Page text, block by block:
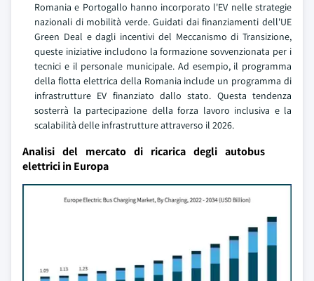
Romania e Portogallo hanno incorporato l'EV nelle strategie
nazionali di mobilità verde. Guidati dai finanziamenti dell'UE
Green Deal e dagli incentivi del Meccanismo di Transizione,
queste iniziative includono la formazione sovvenzionata per i
tecnici e il personale municipale. Ad esempio, il programma
della flotta elettrica della Romania include un programma di
infrastrutture EV finanziato dallo stato. Questa tendenza
sosterrà la partecipazione della forza lavoro inclusiva e la
scalabilità delle infrastrutture attraverso il 2026.
Analisi del mercato di ricarica degli autobus
elettrici in Europa